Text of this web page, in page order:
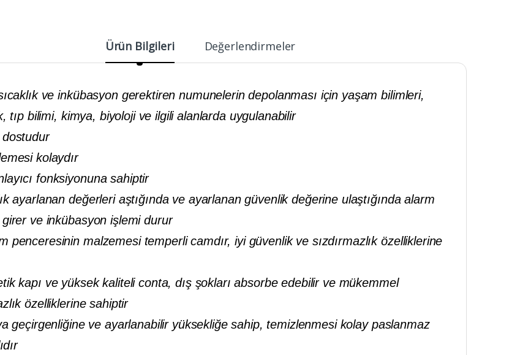
Ürün Bilgileri Değerlendirmeler
ve inkübasyon gerektiren numunelerin depolanması için yaşam bilimleri,
tıp bilimi, kimya, biyoloji ve ilgili alanlarda uygulanabilir
kolaydır
fonksiyonuna sahiptir
ayarlanan değerleri aştığında ve ayarlanan güvenlik değerine ulaştığında alarm
ve inkübasyon işlemi durur
penceresinin malzemesi temperli camdır, iyi güvenlik ve sızdırmazlık özelliklerine
kapı ve yüksek kaliteli conta, dış şokları absorbe edebilir ve mükemmel
özelliklerine sahiptir
geçirgenliğine ve ayarlanabilir yüksekliğe sahip, temizlenmesi kolay paslanmaz